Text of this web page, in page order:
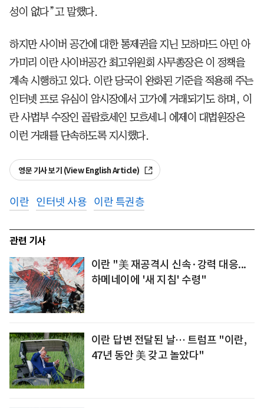
성이 없다”고 말했다.
하지만 사이버 공간에 대한 통제권을 지닌 모하마드 아민 아
가미리 이란 사이버공간 최고위원회 사무총장은 이 정책을
계속 시행하고 있다. 이란 당국이 완화된 기준을 적용해 주는
인터넷 프로 유심이 암시장에서 고가에 거래되기도 하며, 이
란 사법부 수장인 골람호세인 모흐세니 에제이 대법원장은
이런 거래를 단속하도록 지시했다.
영문 기사 보기 (View English Article)
이란 인터넷 사용 이란 특권층
관련 기사
이란 "美 재공격시 신속·강력 대응...
하메네이에 '새 지침' 수령"
이란 답변 전달된 날… 트럼프 "이란,
47년 동안 美 갖고 놀았다"